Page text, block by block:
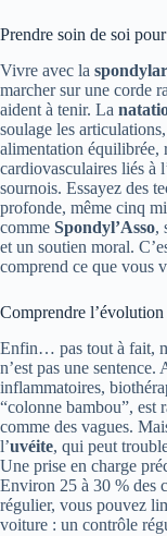
Prendre soin de soi
Vivre avec la
marcher sur une corde
aident à tenir. La
soulage les
alimentation équilibrée,
cardiovasculaires liés à
sournois. Essayez des
profonde, même cinq
comme Spondyl’Asso,
et un soutien moral.
comprend ce que vous
Comprendre
Enfin… pas tout à fait,
n’est pas une
inflammatoires,
“colonne bambou”, est
comme des vagues.
l’uvéite, qui peut
Une prise en charge
Environ 25 à 30 % des
régulier, vous pouvez
voiture : un contrôle